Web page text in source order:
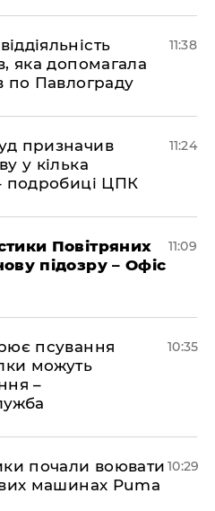
яка допомагала
по Павлограду
11:38
призначив
у кілька
подробиці ЦПК
11:24
Повітряних
підозру – Офіс
11:09
псування
можуть
–
10:35
почали воювати
машинах Puma
10:29